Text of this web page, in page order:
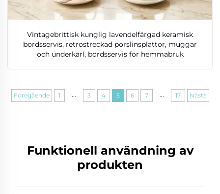
Vintagebrittisk kunglig lavendelfärgad keramisk
bordsservis, retrostreckad porslinsplattor, muggar
och underkärl, bordsservis för hemmabruk
Föregående 1 ... 3 4 5 6 7 ... 17 Nästa
Funktionell användning av
produkten